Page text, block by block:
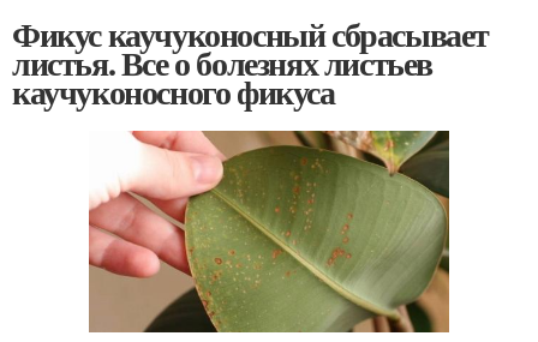
Фикус каучуконосный сбрасывает
листья. Все о болезнях листьев
каучуконосного фикуса